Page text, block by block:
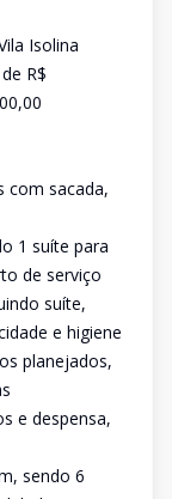
Isolina
R$
com sacada,
1 suíte para
de serviço
suíte,
e higiene
planejados,
e despensa,
sendo 6